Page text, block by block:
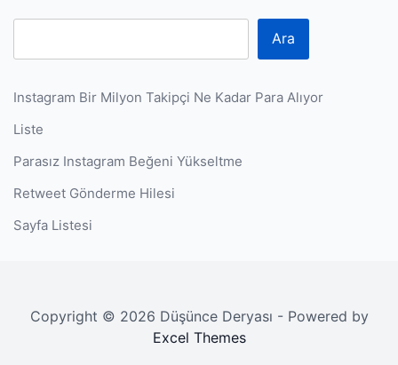
Ara
Instagram Bir Milyon Takipçi Ne Kadar Para Alıyor
Liste
Parasız Instagram Beğeni Yükseltme
Retweet Gönderme Hilesi
Sayfa Listesi
Copyright © 2026 Düşünce Deryası - Powered by
Excel Themes